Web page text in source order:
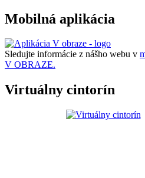
Mobilná aplikácia
Sledujte informácie z nášho webu v
V OBRAZE.
Virtuálny cintorín